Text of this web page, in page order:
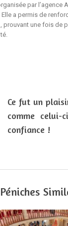
par l’agence
Elle a permis de
une fois de
Ce fut un
comme celui-
confiance !
Péniches